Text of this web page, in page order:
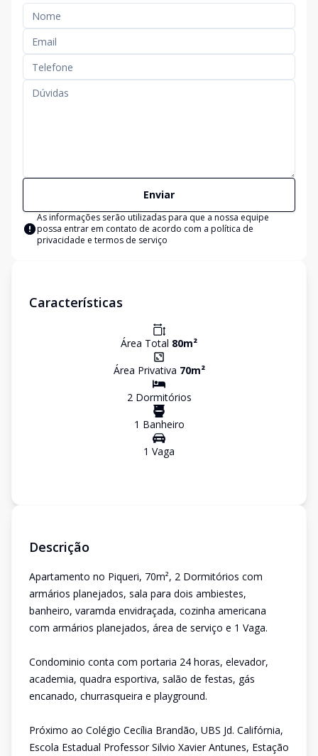
Enviar
As informações serão utilizadas para que a nossa equipe
possa entrar em contato de acordo com a política de
privacidade e termos de serviço
Características
Área Total 80m²
Área Privativa 70m²
2Dormitórios
1 Banheiro
1 Vaga
Descrição
Apartamento no Piqueri, 70m², 2 Dormitórios com
armários planejados, sala para dois ambiestes,
banheiro, varamda envidraçada, cozinha americana
com armários planejados, área de serviço e 1 Vaga.
Condominio conta com portaria 24 horas, elevador,
academia, quadra esportiva, salão de festas, gás
encanado, churrasqueira e playground.
Próximo ao Colégio Cecília Brandão, UBS Jd. Califórnia,
Escola Estadual Professor Silvio Xavier Antunes, Estação